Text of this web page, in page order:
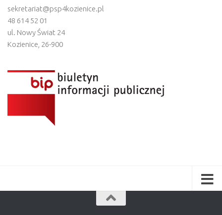
sekretariat@psp4kozienice.pl
48 614 52 01
ul. Nowy Świat 24
Kozienice 26-900